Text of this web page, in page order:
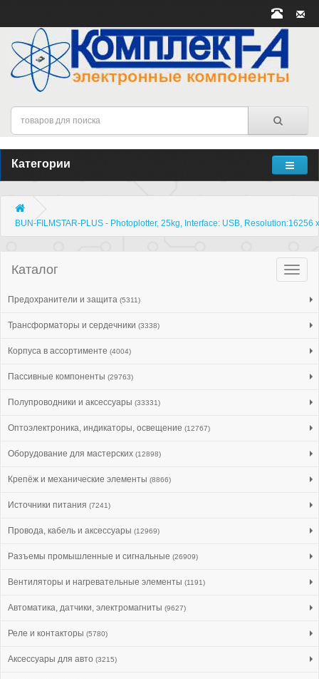
Категории
BUN-FILMSTAR-PLUS - Photoplotter, 25kg, Interface: USB, Resolution:16256
Каталог
Предохранители и защита (5311)
Трансформаторы и сердечники (3338)
Корпуса в ассортименте (4004)
Пассивные компоненты (29763)
Полупроводники и аксессуары (33331)
Оптоэлектроника, индикаторы, освещение (12767)
Оборудование для мастерских (12898)
Крепёж и механические элементы (8866)
Источники питания (7241)
Провода, кабель и аксессуары (12969)
Разъемы промышленные и сигнальные (26909)
Вентиляторы и нагревательные элементы (1191)
Автоматика, датчики, электромагниты (9627)
Реле и контакторы (5780)
Аксессуары для авто (3215)